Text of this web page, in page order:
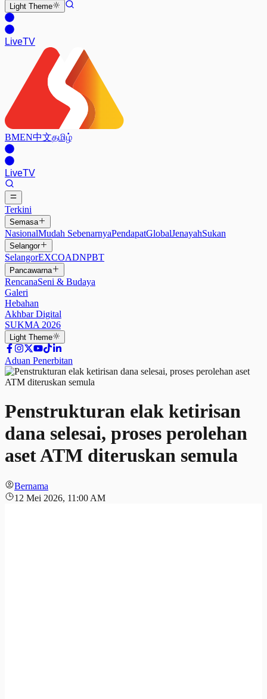
Light Theme
LiveTV
BMEN中文தமிழ்
LiveTV
Terkini
Semasa
NasionalMudah SebenarnyaPendapatGlobalJenayahSukan
Selangor
SelangorEXCOADNPBT
Pancawarna
RencanaSeni & Budaya
Galeri
Hebahan
Akhbar Digital
SUKMA 2026
Light Theme
Aduan Penerbitan
Penstrukturan elak ketirisan
dana selesai, proses perolehan
aset ATM diteruskan semula
Bernama
12 Mei 2026, 11:00 AM